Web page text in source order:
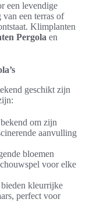
een levendige
een terras of
Klimplanten
Pergola en
geschikt zijn
om zijn
aanvulling
bloemen
voor elke
kleurrijke
perfect voor